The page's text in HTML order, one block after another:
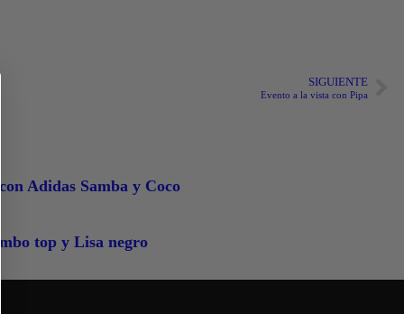
SIGUIENTE
Evento a la vista con Pipa
con Adidas Samba y Coco
top y Lisa negro